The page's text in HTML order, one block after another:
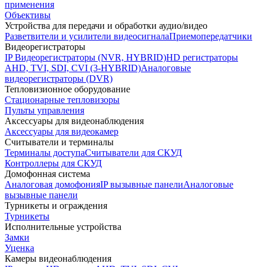
применения
Объективы
Устройства для передачи и обработки аудио/видео
Разветвители и усилители видеосигналаПриемопередатчики
Видеорегистраторы
IP Видеорегистраторы (NVR, HYBRID)HD регистраторы
AHD, TVI, SDI, CVI (3-HYBRID)Аналоговые
видеорегистраторы (DVR)
Тепловизионное оборудование
Стационарные тепловизоры
Пульты управления
Аксессуары для видеонаблюдения
Аксессуары для видеокамер
Считыватели и терминалы
Терминалы доступаСчитыватели для СКУД
Контроллеры для СКУД
Домофонная система
Аналоговая домофонияIP вызывные панелиАналоговые
вызывные панели
Турникеты и ограждения
Турникеты
Исполнительные устройства
Замки
Уценка
Камеры видеонаблюдения